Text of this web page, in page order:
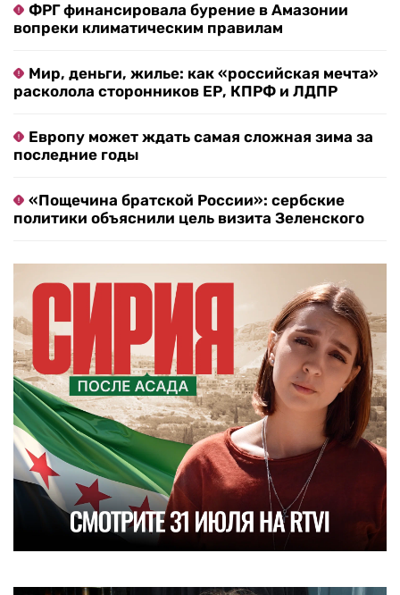
ФРГ финансировала бурение в Амазонии
вопреки климатическим правилам
Мир, деньги, жилье: как «российская мечта»
расколола сторонников ЕР, КПРФ и ЛДПР
Европу может ждать самая сложная зима за
последние годы
«Пощечина братской России»: сербские
политики объяснили цель визита Зеленского